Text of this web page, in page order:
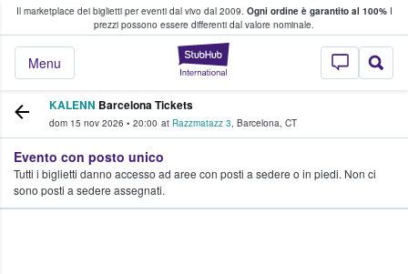
Il marketplace dei biglietti per eventi dal vivo dal 2009. Ogni ordine è garantito al 100%I
prezzi possono essere differenti dal valore nominale.
StubHub - Dove
Menu
fan comprano e vendono biglietti
KALENN Barcelona Tickets
dom 15 nov 2026 • 20:00 at Razzmatazz 3, Barcelona, CT
Evento con posto unico
Tutti i biglietti danno accesso ad aree con posti a sedere o in piedi. Non ci
sono posti a sedere assegnati.